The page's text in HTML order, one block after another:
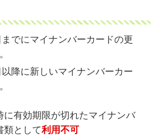
でにマイナンバーカードの更
降に新しいマイナンバーカー
に有効期限が切れたマイナンバ
類として利用不可